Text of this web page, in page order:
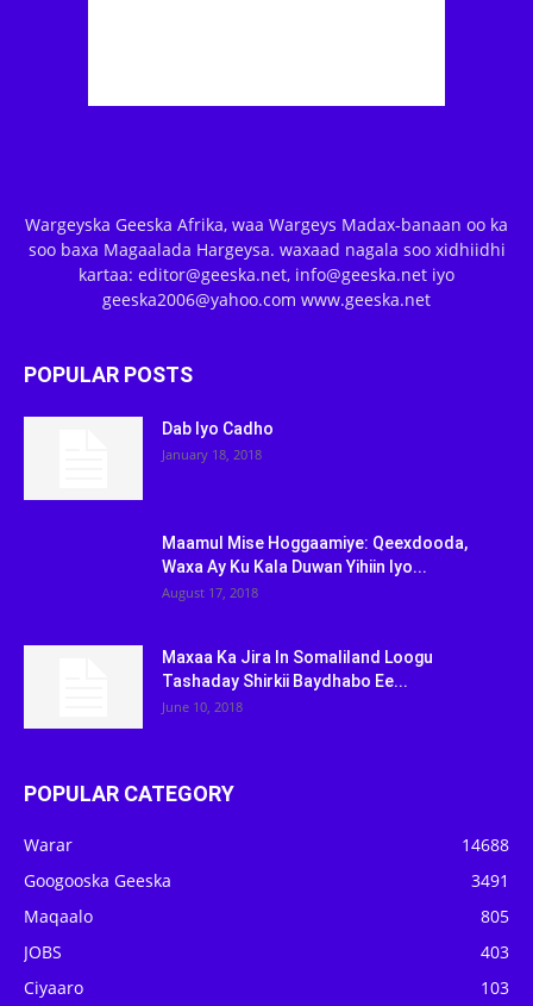
Wargeyska Geeska Afrika, waa Wargeys Madax-banaan oo ka
soo baxa Magaalada Hargeysa. waxaad nagala soo xidhiidhi
kartaa: editor@geeska.net, info@geeska.net iyo
geeska2006@yahoo.com www.geeska.net
POPULAR POSTS
Dab Iyo Cadho
January 18, 2018
Maamul Mise Hoggaamiye: Qeexdooda,
Waxa Ay Ku Kala Duwan Yihiin Iyo...
August 17, 2018
Maxaa Ka Jira In Somaliland Loogu
Tashaday Shirkii Baydhabo Ee...
June 10, 2018
POPULAR CATEGORY
Warar
14688
Googooska Geeska
3491
Maqaalo
805
JOBS
403
Ciyaaro
103